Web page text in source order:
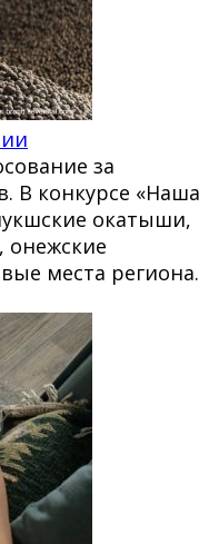
за
В конкурсе «Наша
окатыши,
онежские
места региона.